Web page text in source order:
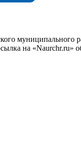
муниципального
на «Naurchr.ru»